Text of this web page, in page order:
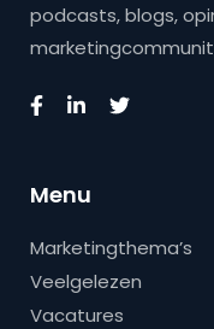
podcasts, blogs,
Menu
Marketingthema’s
Veelgelezen
Vacatures